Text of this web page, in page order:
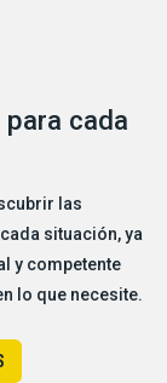
cada
las
situación, ya
y competente
lo que necesite.